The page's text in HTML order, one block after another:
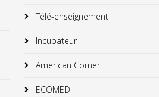
Télé-enseignement
Incubateur
American Corner
ECOMED